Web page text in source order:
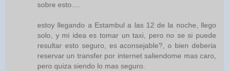
sobre esto....
estoy llegando a Estambul a las 12 de la noche, llego
solo, y mi idea es tomar un taxi, pero no se si puede
resultar esto seguro, es aconsejable?, o bien deberia
reservar un transfer por internet saliendome mas caro,
pero quiza siendo lo mas seguro.